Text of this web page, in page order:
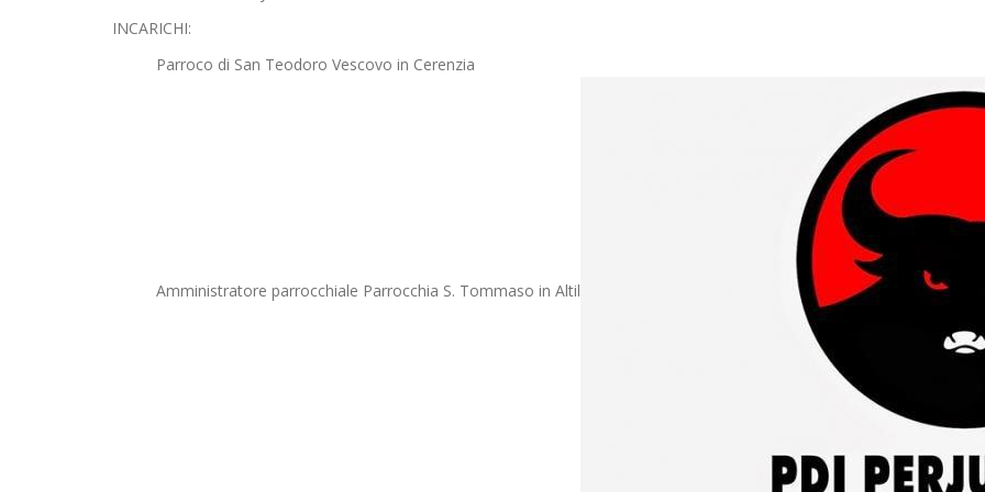
INCARICHI:
Parroco di San Teodoro Vescovo in Cerenzia
Amministratore parrocchiale Parrocchia S. Tommaso in Altil